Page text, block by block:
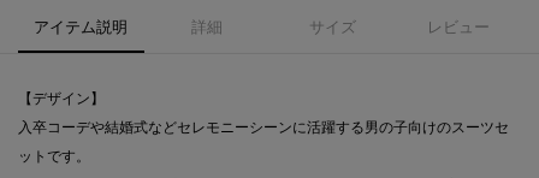
アイテム説明 詳細 サイズ レビュー
【デザイン】
入卒コーデや結婚式などセレモニーシーンに活躍する男の子向けのスーツセ
ットです。